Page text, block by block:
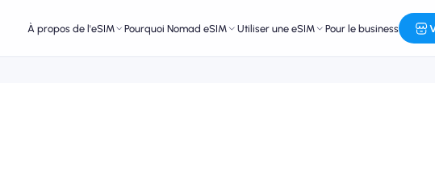
À propos de l'eSIM Pourquoi Nomad eSIM Utiliser une eSIM Pour le business